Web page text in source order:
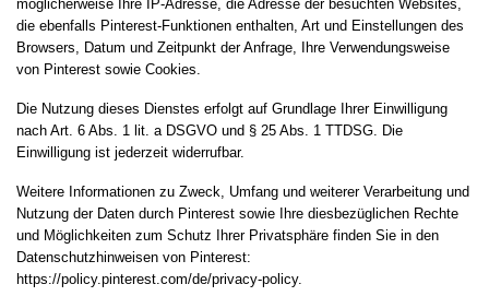
möglicherweise Ihre IP-Adresse, die Adresse der besuchten Websites,
die ebenfalls Pinterest-Funktionen enthalten, Art und Einstellungen des
Browsers, Datum und Zeitpunkt der Anfrage, Ihre Verwendungsweise
von Pinterest sowie Cookies.
Die Nutzung dieses Dienstes erfolgt auf Grundlage Ihrer Einwilligung
nach Art. 6 Abs. 1 lit. a DSGVO und § 25 Abs. 1 TTDSG. Die
Einwilligung ist jederzeit widerrufbar.
Weitere Informationen zu Zweck, Umfang und weiterer Verarbeitung und
Nutzung der Daten durch Pinterest sowie Ihre diesbezüglichen Rechte
und Möglichkeiten zum Schutz Ihrer Privatsphäre finden Sie in den
Datenschutzhinweisen von Pinterest:
https://policy.pinterest.com/de/privacy-policy.